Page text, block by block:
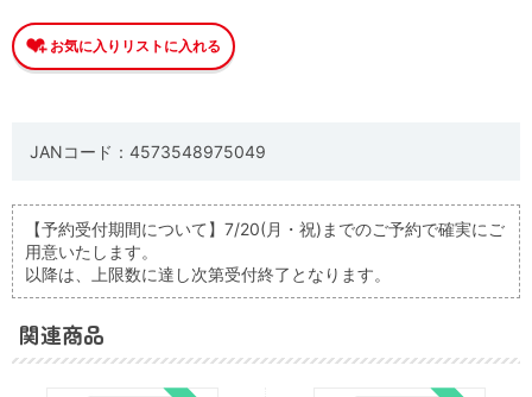
JANコード：4573548975049
【予約受付期間について】7/20(月・祝)までのご予約で確実にご
用意いたします。
以降は、上限数に達し次第受付終了となります。
関連商品